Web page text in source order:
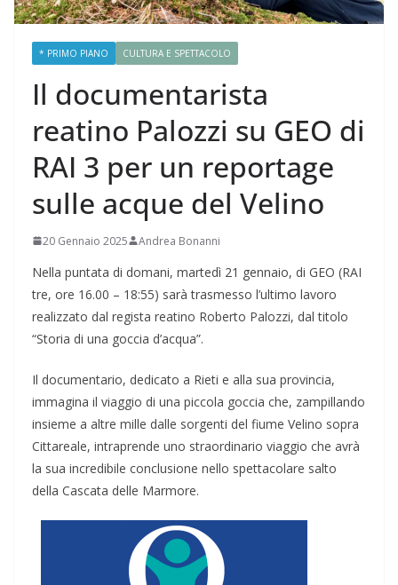
* PRIMO PIANO CULTURA E SPETTACOLO
Il documentarista
reatino Palozzi su GEO di
RAI 3 per un reportage
sulle acque del Velino
20 Gennaio 2025 Andrea Bonanni
Nella puntata di domani, martedì 21 gennaio, di GEO (RAI
tre, ore 16.00 – 18:55) sarà trasmesso l’ultimo lavoro
realizzato dal regista reatino Roberto Palozzi, dal titolo
“Storia di una goccia d’acqua”.
Il documentario, dedicato a Rieti e alla sua provincia,
immagina il viaggio di una piccola goccia che, zampillando
insieme a altre mille dalle sorgenti del fiume Velino sopra
Cittareale, intraprende uno straordinario viaggio che avrà
la sua incredibile conclusione nello spettacolare salto
della Cascata delle Marmore.